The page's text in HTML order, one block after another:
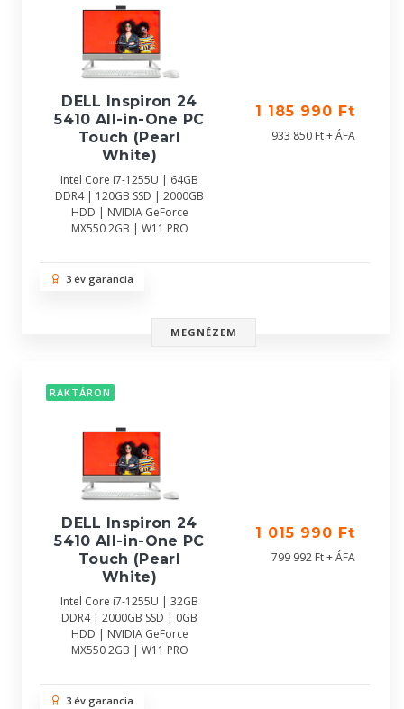
DELL Inspiron 24
5410 All-in-One PC
Touch (Pearl
White)
Intel Core i7-1255U | 64GB
DDR4 | 120GB SSD | 2000GB
HDD | NVIDIA GeForce
MX550 2GB | W11 PRO
1 185 990 Ft
933 850 Ft + ÁFA
3 év garancia
MEGNÉZEM
RAKTÁRON
DELL Inspiron 24
5410 All-in-One PC
Touch (Pearl
White)
Intel Core i7-1255U | 32GB
DDR4 | 2000GB SSD | 0GB
HDD | NVIDIA GeForce
MX550 2GB | W11 PRO
1 015 990 Ft
799 992 Ft + ÁFA
3 év garancia